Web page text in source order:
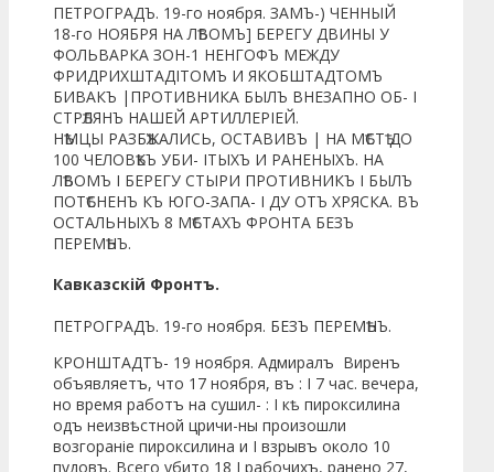
ПЕТРОГРАДЪ. 19-го ноября. ЗАМЪ-) ЧЕННЫЙ
18-го НОЯБРЯ НА ЛѢВОМЪ] БЕРЕГУ ДВИНЫ У
ФОЛЬВАРКА ЗОН-1 НЕНГОФЪ МЕЖДУ
ФРИДРИХШТАДІТОМЪ И ЯКОБШТАДТОМЪ
БИВАКЪ |ПРОТИВНИКА БЫЛЪ ВНЕЗАПНО ОБ- I
СТРѢЛЯНЪ НАШЕЙ АРТИЛЛЕРІЕЙ.
НѢМЦЫ РАЗБѢЖАЛИСЬ, ОСТАВИВЪ | НА МѢСТѢ ДО
100 ЧЕЛОВѢКЪ УБИ- ІТЫХЪ И РАНЕНЫХЪ. НА
ЛѢВОМЪ I БЕРЕГУ СТЫРИ ПРОТИВНИКЪ I БЫЛЪ
ПОТѢСНЕНЪ КЪ ЮГО-ЗАПА- I ДУ ОТЪ ХРЯСКА. ВЪ
ОСТАЛЬНЫХЪ 8 МѢСТАХЪ ФРОНТА БЕЗЪ
ПЕРЕМѢНЪ.
Кавказскій Фронтъ.
ПЕТРОГРАДЪ. 19-го ноября. БЕЗЪ ПЕРЕМѢНЪ.
КРОНШТАДТЪ- 19 ноября. Адмиралъ Виренъ
объявляетъ, что 17 ноября, въ : I 7 час. вечера,
но время работъ на сушил- : I кѣ пироксилина
одъ неизвѣстной цричи-ны произошли
возгораніе пироксилина и I взрывъ около 10
пудовъ. Всего убито 18 I рабочихъ, ранено 27,